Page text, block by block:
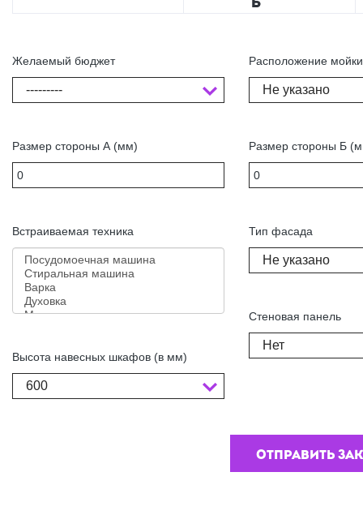
Желаемый бюджет
---------
Размер стороны А (мм)
Встраиваемая техника
Высота навесных шкафов (в мм)
600
Расположение мойки
Не указано
Размер стороны Б
Тип фасада
Не указано
Стеновая панель
Нет